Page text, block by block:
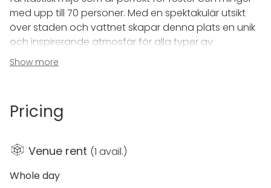
med upp till 70 personer. Med en spektakulär utsikt
över staden och vattnet skapar denna plats en unik
och inspirerande atmosfär för alla typer av
evenemang. Här kan ni njuta av en elegant och
modern inredning som ger en lyxig känsla.
lokalen även användas som konferensrum för upp till
miljö är det en idealisk plats för produktiva möten
eller presentationer.
Show more
Pricing
Venue rent (1 avail.)
Whole day